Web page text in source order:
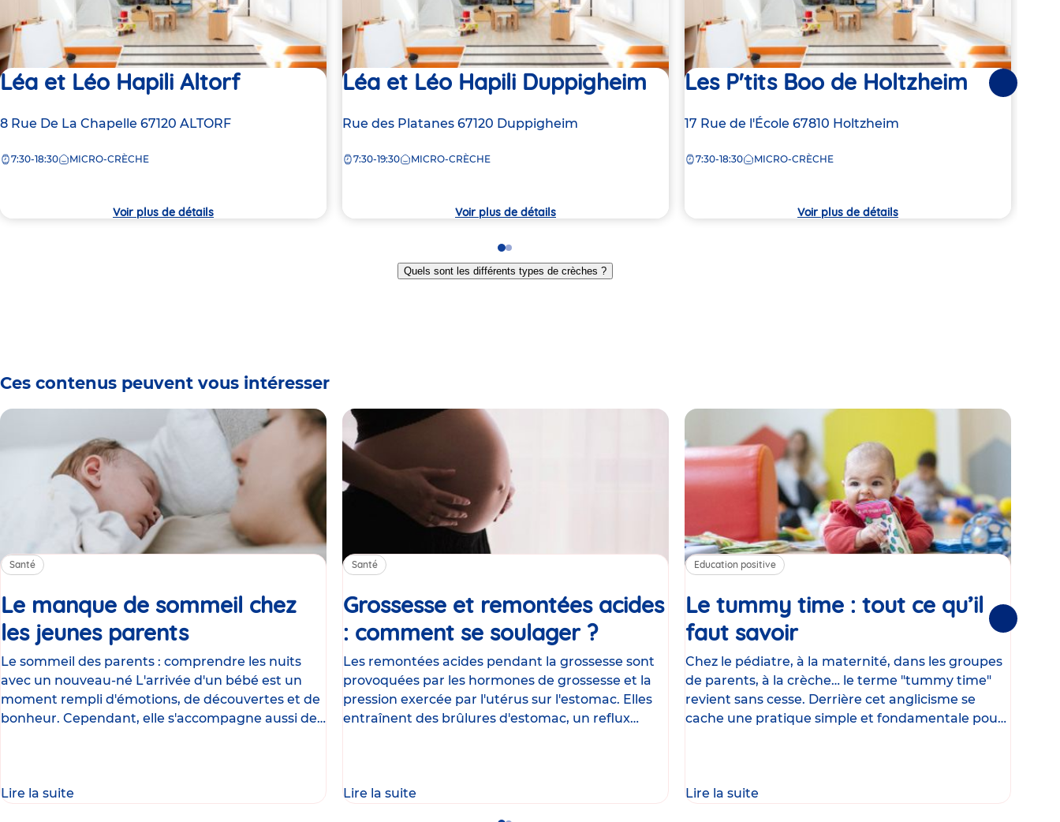
Léa et Léo Hapili Altorf
Adresse
la
8 Rue De La Chapelle 67120 ALTORF
7:30-18:30 MICRO-CRÈCHE
Voir plus de détails
Léa et Léo Hapili Duppigheim
Adresse
la
Rue des Platanes 67120 Duppigheim
7:30-19:30 MICRO-CRÈCHE
Voir plus de détails
Les P'tits Boo de Holtzheim
Adresse
la
17 Rue de l'École 67810 Holtzheim
7:30-18:30 MICRO-CRÈCHE
Voir plus de détails
Suivantes
Go
to
slide
Go
to
slide
Quels sont les différents types de crèches ?
Ces contenus peuvent vous intéresser
Santé
Le manque de sommeil chez
les jeunes parentsArticle
Le sommeil des parents : comprendre les nuits
avec un nouveau-né L'arrivée d'un bébé est un
moment rempli d'émotions, de découvertes et de
bonheur. Cependant, elle s'accompagne aussi de
Lire la suite
Santé
Grossesse et remontées acides
: comment se soulager ?Article
Les remontées acides pendant la grossesse sont
provoquées par les hormones de grossesse et la
pression exercée par l'utérus sur l'estomac. Elles
entraînent des brûlures d'estomac, un reflux
Lire la suite
Education positive
Le tummy time : tout ce qu’il
faut savoirArticle
Chez le pédiatre, à la maternité, dans les groupes
de parents, à la crèche… le terme "tummy time"
revient sans cesse. Derrière cet anglicisme se
cache une pratique simple et fondamentale pour
Lire la suite
Suivantes